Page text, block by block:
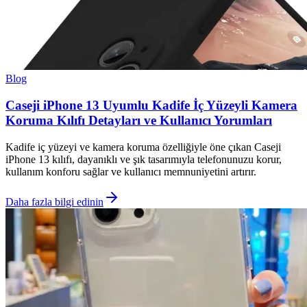
Blog
Caseji iPhone 13 Uyumlu Kadife İç Yüzeyli Kamera
Koruma Kılıfı Detayları ve Kullanıcı Yorumları
Kadife iç yüzeyi ve kamera koruma özelliğiyle öne çıkan Caseji
iPhone 13 kılıfı, dayanıklı ve şık tasarımıyla telefonunuzu korur,
kullanım konforu sağlar ve kullanıcı memnuniyetini artırır.
Daha fazla bilgi edinin